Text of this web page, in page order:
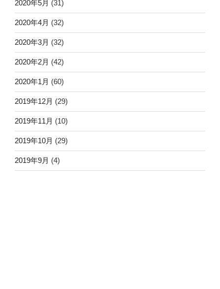
2020年5月 (31)
2020年4月 (32)
2020年3月 (32)
2020年2月 (42)
2020年1月 (60)
2019年12月 (29)
2019年11月 (10)
2019年10月 (29)
2019年9月 (4)